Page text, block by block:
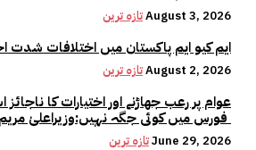
تازہ ترینAugust 3, 2026
ایم کیو ایم پاکستان میں اختلافات شدت
تازہ ترینAugust 2, 2026
عوام پر رعب جھاڑنے اور اختیارات کا ناجائز
تازہ ترینJune 29, 2026